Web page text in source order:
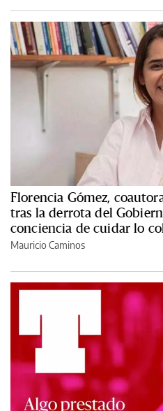
Florencia Gómez,
tras la derrota del
conciencia de cuidar lo
Mauricio Caminos